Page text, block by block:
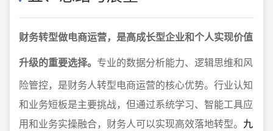
财务转型做电商运营，是高成长型企业和个人实现价值
升级的重要选择。 专业的数据分析能力、逻辑思维和风
险管控，是财务人转型电商运营的核心优势。行业认知
和业务短板是主要挑战，但通过系统学习、智能工具应
用和业务实操融合，财务人可以实现高效落地转型。 九